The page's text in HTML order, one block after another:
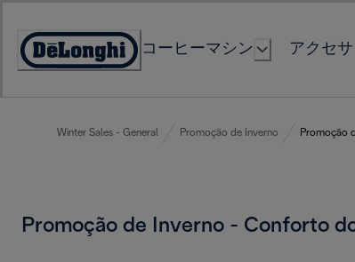
Content
Accessibility
コーヒーマシン アクセ
Winter Sales - General Promoção de Inverno Promoção
Promoção de Inverno - Conforto